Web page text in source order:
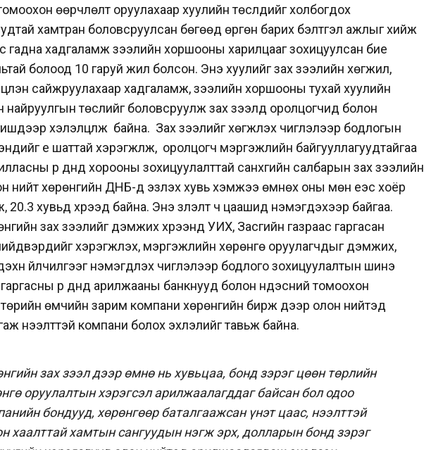
өөрчлөлт оруулахаар хуулийнтөслүүдийг холбогдох
хамтран боловсруулсан бөгөөд өргөн барих бэлтгэл ажлыг хийж
гадна хадгаламж зээлийн хоршооны харилцааг зохицуулсан бие
болоод 10 гаруй жил болсон. Энэ хуулийг зах зээлийн хөгжил,
сайжруулахаар хадгаламж, зээлийн хоршооны тухай хуулийн
төслийг боловсруулж зах зээлд оролцогчид болон
хэлэлцүүлж байна. Зах зээлийг хөгжүүлэх чиглэлээр бодлогын
үе шаттай хэрэгжүүлж, оролцогч мэргэжлийн байгууллагуудтайгаа
үр дүнд хорооны зохицуулалттай санхүүгийн салбарын зах зээлийн
нийт хөрөнгийн ДНБ-д эзлэх хувь хэмжээ өмнөх оны мөн үеэс хоёр
20.3 хувьд хүрээд байна. Энэ үзүүлэлт ч цаашид нэмэгдэхээр байгаа.
захзээлийг дэмжих хүрээнд УИХ, Засгийн газраас гаргасан
хэрэгжүүлэх, мэргэжлийн хөрөнгө оруулагчдыг дэмжих,
үйлчилгээг нэмэгдүүлэх чиглэлээр бодлого зохицуулалтын шинэ
гаргасны үр дүнд арилжааны банкнууд болон үндэсний томоохон
төрийн өмчийн зарим компани хөрөнгийн бирж дээр олон нийтэд
нээлттэй компани болох эхлэлийг тавьж байна.
зах зээл дээр өмнө нь хувьцаа, бонд зэрэг цөөн төрлийн
оруулалтын хэрэгсэл арилжаалагддагбайсан бол одоо
бондууд, хөрөнгөөр баталгаажсан үнэт цаас, нээлттэй
хаалттай хамтын сангуудын нэгж эрх, долларын бонд зэрэг